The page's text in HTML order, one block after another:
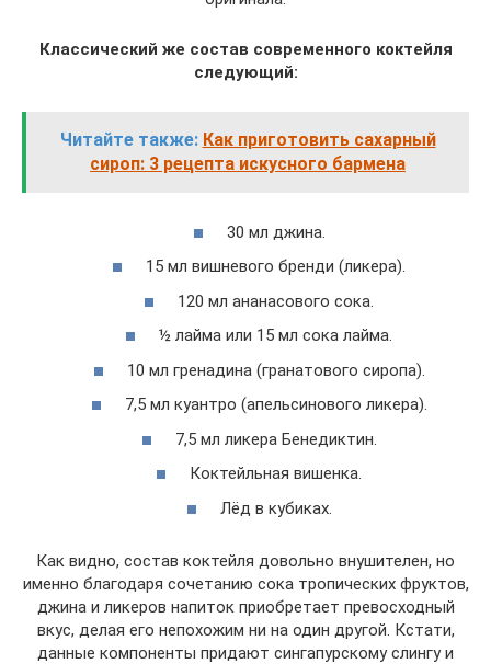
Классический же состав современного коктейля
следующий:
Читайте также: Как приготовить сахарный
сироп: 3 рецепта искусного бармена
30 мл джина.
15 мл вишневого бренди (ликера).
120 мл ананасового сока.
½ лайма или 15 мл сока лайма.
10 мл гренадина (гранатового сиропа).
7,5 мл куантро (апельсинового ликера).
7,5 мл ликера Бенедиктин.
Коктейльная вишенка.
Лёд в кубиках.
Как видно, состав коктейля довольно внушителен, но
именно благодаря сочетанию сока тропических фруктов,
джина и ликеров напиток приобретает превосходный
вкус, делая его непохожим ни на один другой. Кстати,
данные компоненты придают сингапурскому слингу и